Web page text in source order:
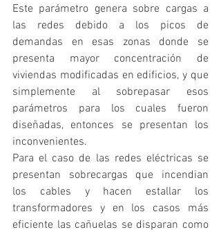
Este parámetro genera sobre cargas a
las redes debido a los picos de
demandas en esas zonas donde se
presenta mayor concentración de
viviendas modificadas en edificios, y que
simplemente al sobrepasar esos
parámetros para los cuales fueron
diseñadas, entonces se presentan los
inconvenientes.
Para el caso de las redes eléctricas se
presentan sobrecargas que incendian
los cables y hacen estallar los
transformadores y en los casos más
eficiente las cañuelas se disparan como